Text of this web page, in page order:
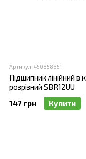
точність і
з високоякісних
умови покупки
фахівців завжди
в корпусі в інтернет-
Артикул: 450858851
Підшипник лінійний в
розрізний SBR12UU
147 грн
Купити